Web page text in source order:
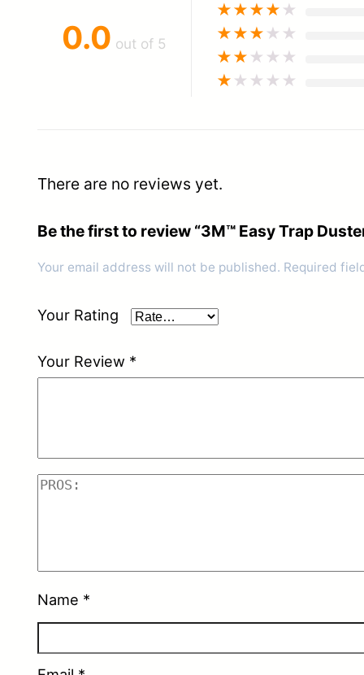
0.0 out of 5
★★★★ ★
★★★ ★ ★
★★ ★ ★ ★
★ ★ ★ ★ ★
There are no reviews yet.
Be the first to review “3M™ Easy Trap
Your email address will not be published. Required
Your Rating
Your Review *
Name *